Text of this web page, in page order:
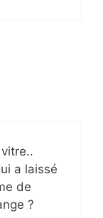
a laissé
de
?